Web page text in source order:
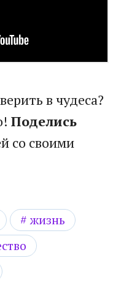
в чудеса?
Поделись
со своими
жизнь